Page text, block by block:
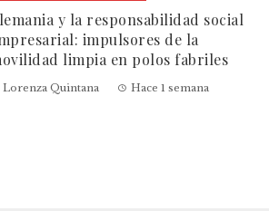
y la responsabilidad social
impulsores de la
limpia en polos fabriles
Lorenza Quintana Hace 1 semana